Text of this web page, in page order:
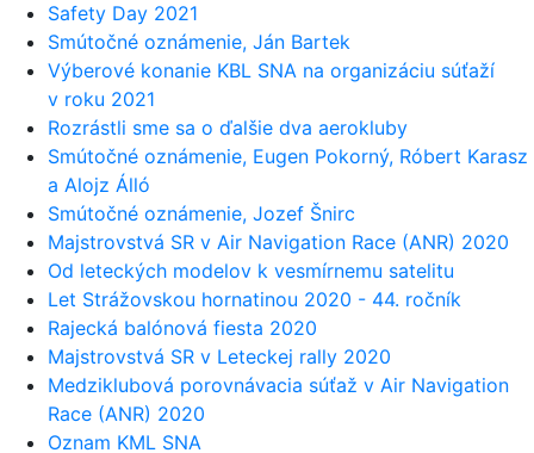
Safety Day 2021
Smútočné oznámenie, Ján Bartek
Výberové konanie KBL SNA na organizáciu súťaží
v roku 2021
Rozrástli sme sa o ďalšie dva aerokluby
Smútočné oznámenie, Eugen Pokorný, Róbert Karasz
a Alojz Álló
Smútočné oznámenie, Jozef Šnirc
Majstrovstvá SR v Air Navigation Race (ANR) 2020
Od leteckých modelov k vesmírnemu satelitu
Let Strážovskou hornatinou 2020 - 44. ročník
Rajecká balónová fiesta 2020
Majstrovstvá SR v Leteckej rally 2020
Medziklubová porovnávacia súťaž v Air Navigation
Race (ANR) 2020
Oznam KML SNA